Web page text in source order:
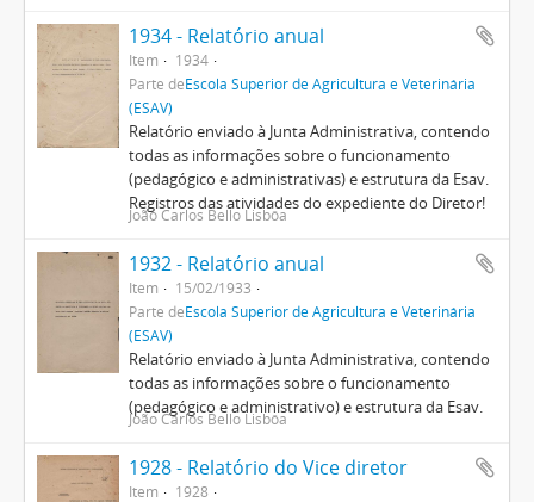
1934 - Relatório anual
Item
1934
Parte deEscola Superior de Agricultura e Veterinária
(ESAV)
Relatório enviado à Junta Administrativa, contendo
todas as informações sobre o funcionamento
(pedagógico e administrativas) e estrutura da Esav.
Registros das atividades do expediente do Diretor!
João Carlos Bello Lisbôa
1932 - Relatório anual
Item
15/02/1933
Parte deEscola Superior de Agricultura e Veterinária
(ESAV)
Relatório enviado à Junta Administrativa, contendo
todas as informações sobre o funcionamento
(pedagógico e administrativo) e estrutura da Esav.
João Carlos Bello Lisbôa
1928 - Relatório do Vice diretor
Item
1928